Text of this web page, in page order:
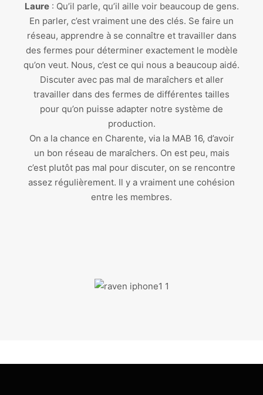
Laure: Qu’il parle, qu’il aille voir beaucoup de gens.
En parler, c’est vraiment une des clés. Se faire un
réseau, apprendre à se connaître et travailler dans
des fermes pour déterminer exactement le modèle
qu’on veut. Nous, c’est ce qui nous a beaucoup aidé.
Discuter avec pas mal de maraîchers et aller
travailler dans des fermes de différentes tailles
pour qu’on puisse adapter notre système de
production.
On a la chance en Charente, via la MAB 16, d’avoir
un bon réseau de maraîchers. On est peu, mais
c’est plutôt pas mal pour discuter, on se rencontre
assez régulièrement. Il y a vraiment une cohésion
entre les membres.